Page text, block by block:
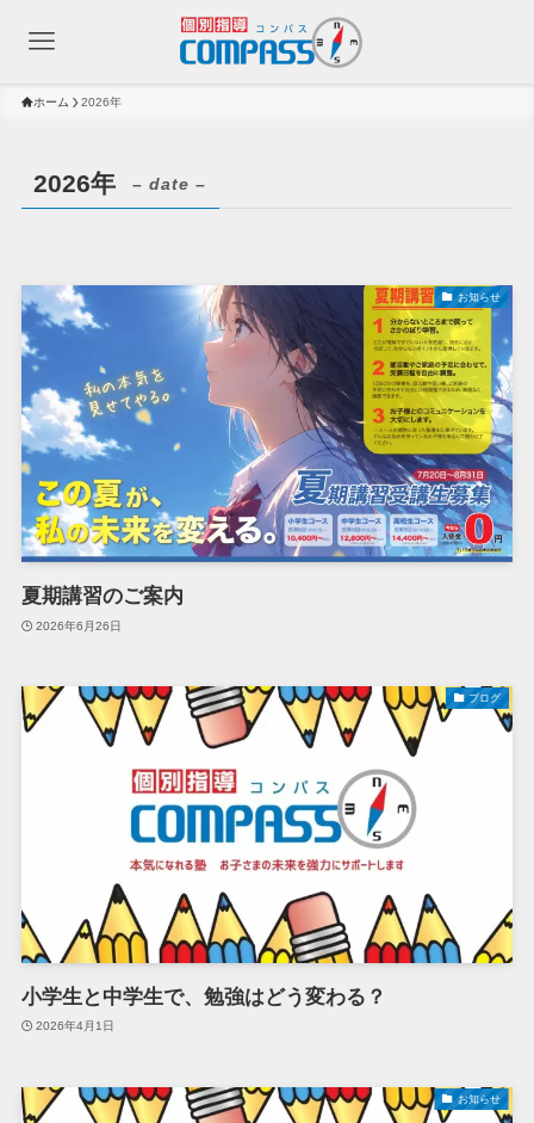
ホーム 2026年
2026年 – date –
お知らせ
夏期講習のご案内
2026年6月26日
ブログ
小学生と中学生で、勉強はどう変わる？
2026年4月1日
お知らせ